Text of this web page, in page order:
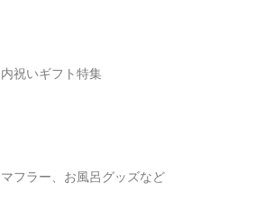
内祝いギフト特集
マフラー、お風呂グッズなど